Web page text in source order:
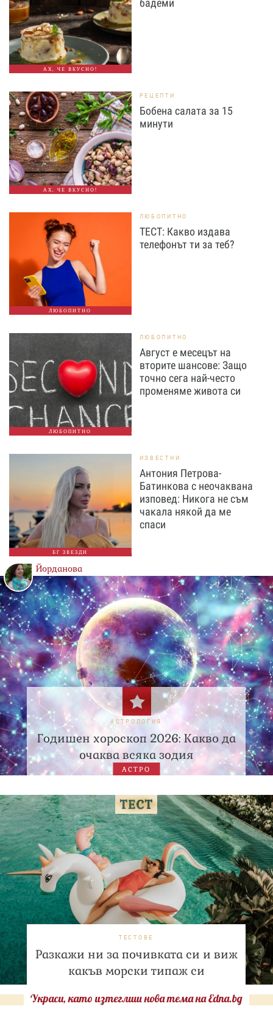
АХ, ЧЕ ВКУСНО!
бадеми
АХ, ЧЕ ВКУСНО!
РЕЦЕПТИ
Бобена салата за 15
минути
ЛЮБОПИТНО
ЛЮБОПИТНО
ТЕСТ: Какво издава
телефонът ти за теб?
ЛЮБОПИТНО
ЛЮБОПИТНО
Август е месецът на
вторите шансове: Защо
точно сега най-често
променяме живота си
БГ ЗВЕЗДИ
ИЗВЕСТНИ
Антония Петрова-
Батинкова с неочаквана
изповед: Никога не съм
чакала някой да ме
спаси
Йорданова
АСТРОЛОГИЯ
Годишен хороскоп 2026: Какво да
очаква всяка зодия
АСТРО
ТЕСТОВЕ
Разкажи ни за почивката си и виж
какъв морски типаж си
Украси, като изтеглиш нова тема на Edna.bg